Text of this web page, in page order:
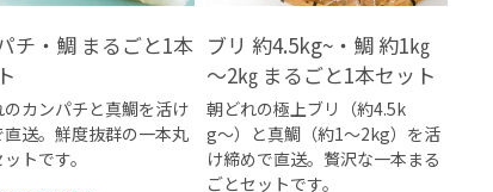
チ・鯛 まるごと1本
カンパチと真鯛を活け
直送。鮮度抜群の一本丸
トです。
ブリ 約4.5kg~・鯛 約1㎏
～2㎏ まるごと1本セット
朝どれの極上ブリ（約4.5k
g〜）と真鯛（約1〜2kg）を活
け締めで直送。贅沢な一本まる
ごとセットです。